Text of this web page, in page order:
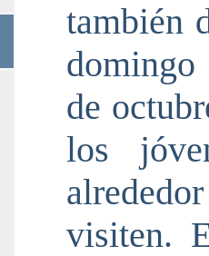
también
de
los
visiten.